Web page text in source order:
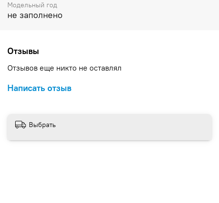
Модельный год
не заполнено
Отзывы
Отзывов еще никто не оставлял
Написать отзыв
Выбрать